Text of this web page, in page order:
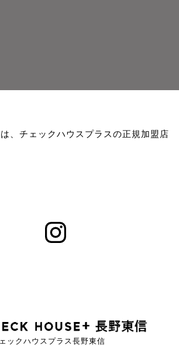
、チェックハウスプラスの正規加盟店
ックハウスプラス長野東信